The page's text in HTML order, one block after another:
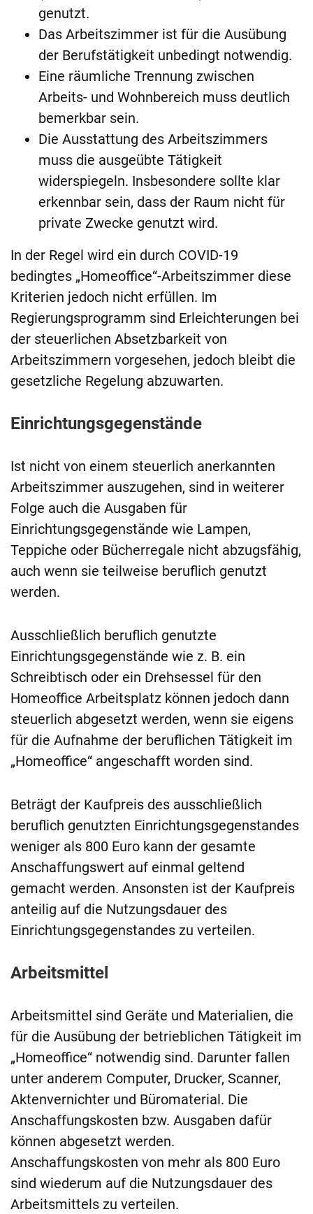
genutzt.
Das Arbeitszimmer ist für die Ausübung
der Berufstätigkeit unbedingt notwendig.
Eine räumliche Trennung zwischen
Arbeits- und Wohnbereich muss deutlich
bemerkbar sein.
Die Ausstattung des Arbeitszimmers
muss die ausgeübte Tätigkeit
widerspiegeln. Insbesondere sollte klar
erkennbar sein, dass der Raum nicht für
private Zwecke genutzt wird.
In der Regel wird ein durch COVID-19
bedingtes „Homeoffice“-Arbeitszimmer diese
Kriterien jedoch nicht erfüllen. Im
Regierungsprogramm sind Erleichterungen bei
der steuerlichen Absetzbarkeit von
Arbeitszimmern vorgesehen, jedoch bleibt die
gesetzliche Regelung abzuwarten.
Einrichtungsgegenstände
Ist nicht von einem steuerlich anerkannten
Arbeitszimmer auszugehen, sind in weiterer
Folge auch die Ausgaben für
Einrichtungsgegenstände wie Lampen,
Teppiche oder Bücherregale nicht abzugsfähig,
auch wenn sie teilweise beruflich genutzt
werden.
Ausschließlich beruflich genutzte
Einrichtungsgegenstände wie z. B. ein
Schreibtisch oder ein Drehsessel für den
Homeoffice Arbeitsplatz können jedoch dann
steuerlich abgesetzt werden, wenn sie eigens
für die Aufnahme der beruflichen Tätigkeit im
„Homeoffice“ angeschafft worden sind.
Beträgt der Kaufpreis des ausschließlich
beruflich genutzten Einrichtungsgegenstandes
weniger als 800 Euro kann der gesamte
Anschaffungswert auf einmal geltend
gemacht werden. Ansonsten ist der Kaufpreis
anteilig auf die Nutzungsdauer des
Einrichtungsgegenstandes zu verteilen.
Arbeitsmittel
Arbeitsmittel sind Geräte und Materialien, die
für die Ausübung der betrieblichen Tätigkeit im
„Homeoffice“ notwendig sind. Darunter fallen
unter anderem Computer, Drucker, Scanner,
Aktenvernichter und Büromaterial. Die
Anschaffungskosten bzw. Ausgaben dafür
können abgesetzt werden.
Anschaffungskosten von mehr als 800 Euro
sind wiederum auf die Nutzungsdauer des
Arbeitsmittels zu verteilen.